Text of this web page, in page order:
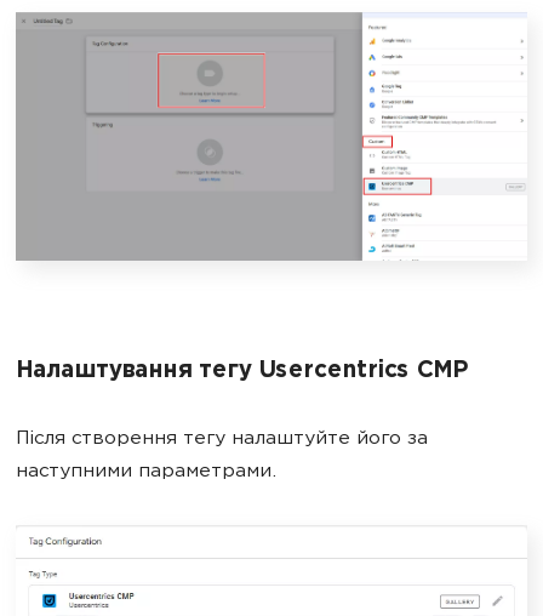
Налаштування тегу Usercentrics CMP
Після створення тегу налаштуйте його за
наступними параметрами.